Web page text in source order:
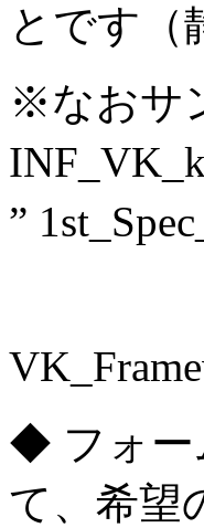
とです（
※なおサ
”
◆ フォー
て、希望